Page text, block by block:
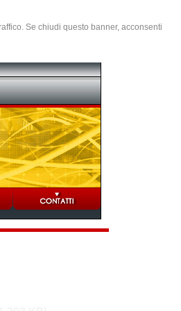
Se chiudi questo banner, acconsenti